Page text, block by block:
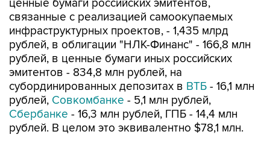
ценные бумаги российских эмитентов,
связанные с реализацией самоокупаемых
инфраструктурных проектов, - 1,435 млрд
рублей, в облигации "НЛК-Финанс" - 166,8 млн
рублей, в ценные бумаги иных российских
эмитентов - 834,8 млн рублей, на
субординированных депозитах в ВТБ - 16,1 млн
рублей, Совкомбанке - 5,1 млн рублей,
Сбербанке - 16,3 млн рублей, ГПБ - 14,4 млн
рублей. В целом это эквивалентно $78,1 млн.